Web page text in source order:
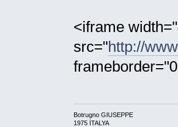
<iframe
src="http://
Botrugno GIUSEPPE
1975 İTALYA